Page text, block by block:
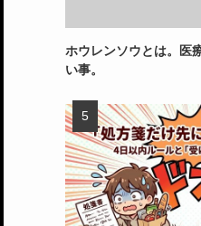
ホウレンソウとは。医
い事。